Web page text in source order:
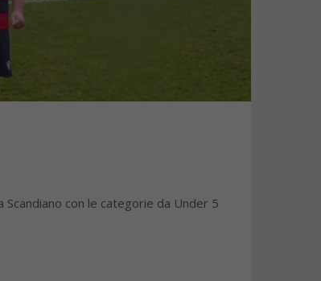
con le categorie da Under 5